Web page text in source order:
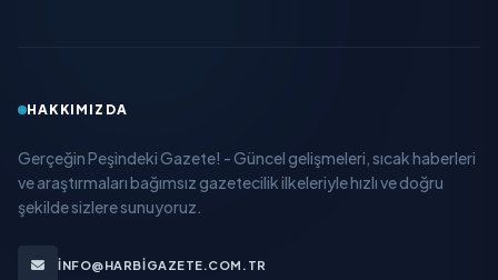
HAKKIMIZDA
Gerçeğin Peşindeki Gazete! - Güncel gelişmeleri, sıcak haberleri
ve araştırmaları bağımsız gazetecilik ilkeleriyle hızlı ve doğru
şekilde sizlere sunuyoruz.
INFO@HARBIGAZETE.COM.TR